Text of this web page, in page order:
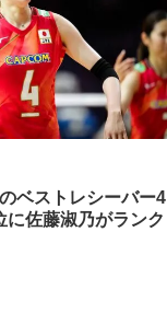
ベストレシーバー4
に佐藤淑乃がランク